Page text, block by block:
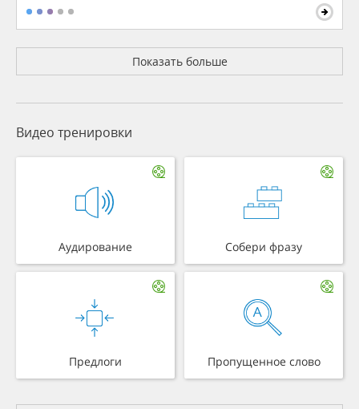
Показать больше
Видео тренировки
Аудирование Собери фразу
Предлоги Пропущенное слово